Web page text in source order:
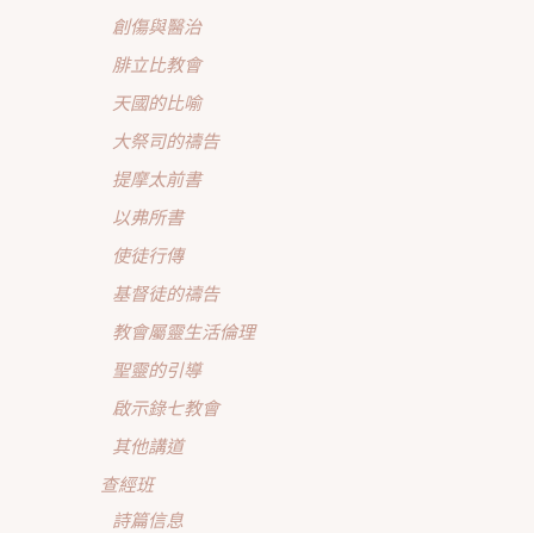
創傷與醫治
腓立比教會
天國的比喻
大祭司的禱告
提摩太前書
以弗所書
使徒行傳
基督徒的禱告
教會屬靈生活倫理
聖靈的引導
啟示錄七教會
其他講道
查經班
詩篇信息